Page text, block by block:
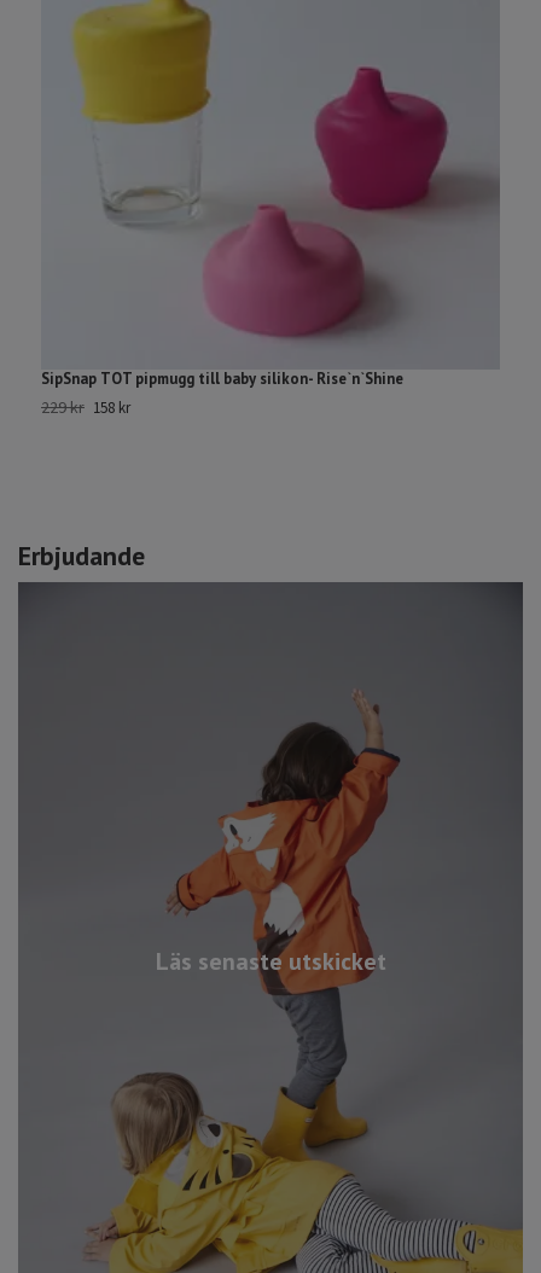
Erbjudande
Läs senaste utskicket
SipSnap TOT pipmugg till baby silikon- Rise`n`Shine
229 kr 158 kr